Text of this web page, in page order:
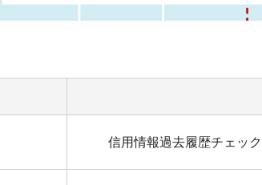
信用情報過去履歴チェッ